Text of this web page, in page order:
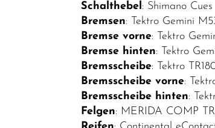
Schalthebel: Shimano
Bremsen: Tektro Gemini
Bremse vorne: Tektro
Bremse hinten: Tektro
Bremsscheibe: Tektro
Bremsscheibe vorne:
Bremsscheibe hinten:
Felgen: MERIDA COMP